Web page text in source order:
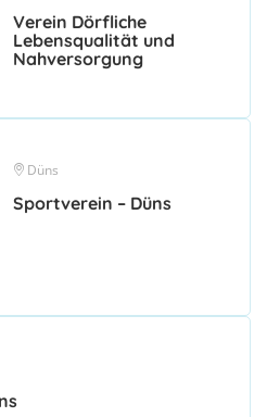
Verein Dörfliche
Lebensqualität und
Nahversorgung
Düns
Sportverein – Düns